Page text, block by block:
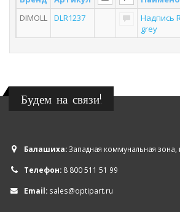
DIMOLL
DLR1237
Надпись
grey
Будем на связи!
Балашиха:Западная коммунальная зона,
Телефон: 8 800 511 51 99
Email: sales@optipart.ru